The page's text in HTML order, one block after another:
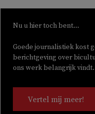
Nu u hier toch bent...
Goede journalistiek kost
berichtgeving over
ons werk belangrijk vindt.
Vertel mij meer!